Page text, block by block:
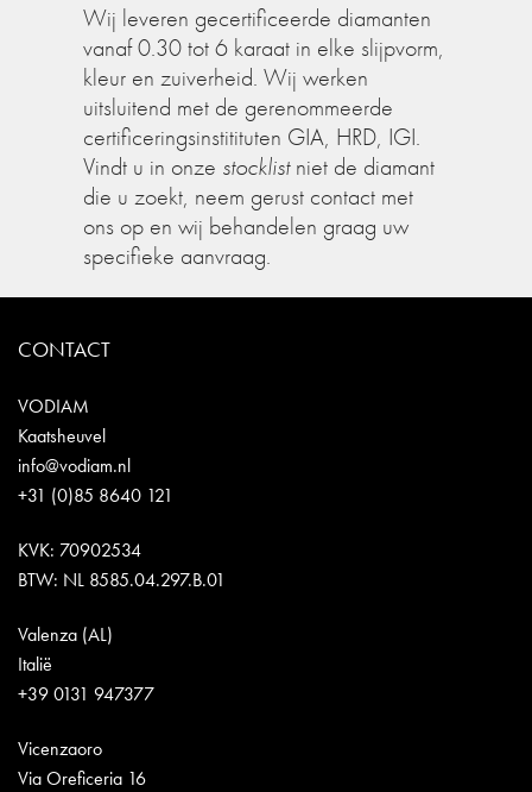
Wij leveren gecertificeerde diamanten
vanaf 0.30 tot 6 karaat in elke slijpvorm,
kleur en zuiverheid. Wij werken
uitsluitend met de gerenommeerde
certificeringsinstitituten GIA, HRD, IGI.
Vindt u in onze stocklistniet de diamant
die u zoekt, neem gerust contact met
ons op en wij behandelen graag uw
specifieke aanvraag.
CONTACT
VODIAM
Kaatsheuvel
info@vodiam.nl
+31 (0)85 8640 121
KVK: 70902534
BTW: NL 8585.04.297.B.01
Valenza (AL)
Italië
+39 0131 947377
Vicenzaoro
Via Oreficeria 16